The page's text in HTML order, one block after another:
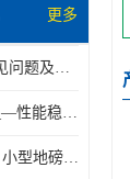
更多
装载机电子秤的常见问题及解决方法介绍
广东装载机电子秤_—性能稳定—操作简单—品质可靠
二手地磅 称重地磅 小型地磅 一百吨地磅